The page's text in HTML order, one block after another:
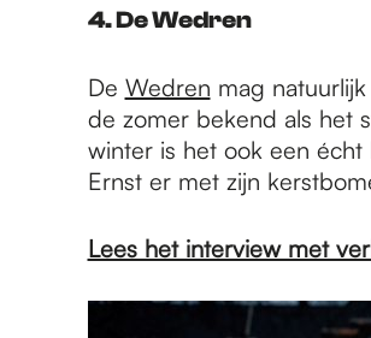
4. De Wedren
De Wedren mag
de zomer bekend als het
winter is het ook een
Ernst er met zijn
Lees het interview met